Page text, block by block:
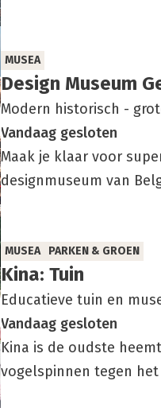
Design Muse­um
Modern historisch -
MUSEA
Vandaag gesloten
Maak je klaar voor
designmuseum van
Kina: Tuin
Educatieve tuin en
MUSEA PARKEN & GROEN
Vandaag gesloten
Kina is de oudste
vogelspinnen tegen